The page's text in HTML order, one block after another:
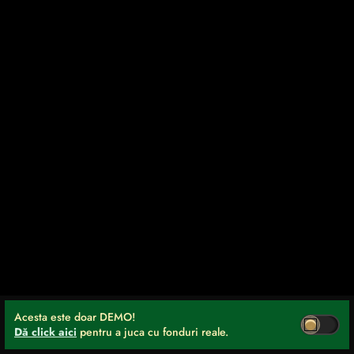
Acesta este doar DEMO!
Dă click aici pentru a juca cu fonduri reale.